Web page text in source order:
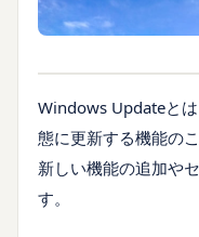
Windows Updateと
態に更新する機能の
新しい機能の追加や
す。